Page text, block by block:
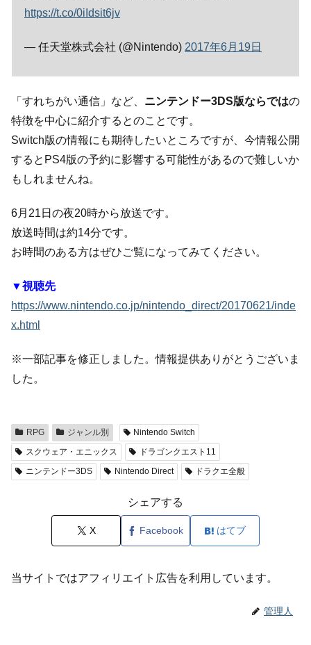
https://t.co/0iIdsit6jv
— 任天堂株式会社 (@Nintendo) 2017年6月19日
「すれちがい通信」など、 ニンテンドー3DS版ならではの
特徴を中心に紹介するとのことです。
Switch版の情報にも期待したいところですが、今情報公開
するとPS4版の予約に影響する可能性があるので難しいか
もしれませんね。
6月21日の夜20時から放送です。
放送時間は約14分です。
お時間のある方はぜひご覧になってみてください。
▼視聴先
https://www.nintendo.co.jp/nintendo_direct/20170621/inde
x.html
※一部記事を修正しました。情報提供ありがとうございま
した。
RPG ジャンル別
Nintendo Switch
スクウェア・エニックス
ドラゴンクエスト11
ニンテンドー3DS
Nintendo Direct ドラクエ全般
シェアする
X Facebook はてブ
当サイトではアフィリエイト広告を利用しています。
管理人